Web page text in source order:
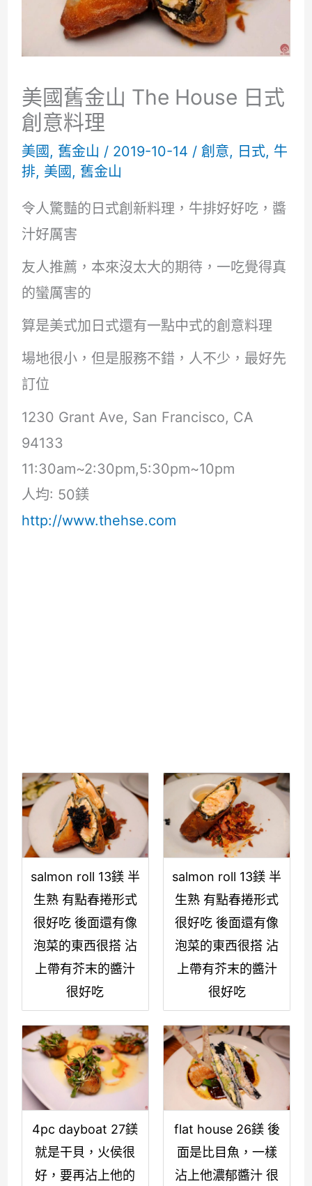
美國舊金山 The House 日式
創意料理
美國 , 舊金山 / 2019-10-14 / 創意, 日式, 牛
排, 美國 , 舊金山
令人驚豔的日式創新料理，牛排好好吃，醬
汁好厲害
友人推薦，本來沒太大的期待，一吃覺得真
的蠻厲害的
算是美式加日式還有一點中式的創意料理
場地很小，但是服務不錯，人不少，最好先
訂位
1230 Grant Ave, San Francisco, CA
94133
11:30am~2:30pm,5:30pm~10pm
人均: 50鎂
http://www.thehse.com
salmon roll 13鎂 半
生熟 有點春捲形式
很好吃 後面還有像
泡菜的東西很搭 沾
上帶有芥末的醬汁
很好吃
salmon roll 13鎂 半
生熟 有點春捲形式
很好吃 後面還有像
泡菜的東西很搭 沾
上帶有芥末的醬汁
很好吃
4pc dayboat 27鎂
就是干貝，火侯很
好，要再沾上他的
flat house 26鎂 後
面是比目魚，一樣
沾上他濃郁醬汁 很